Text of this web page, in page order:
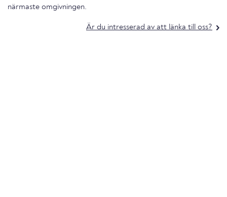
närmaste omgivningen.
Är du intresserad av att länka till oss?